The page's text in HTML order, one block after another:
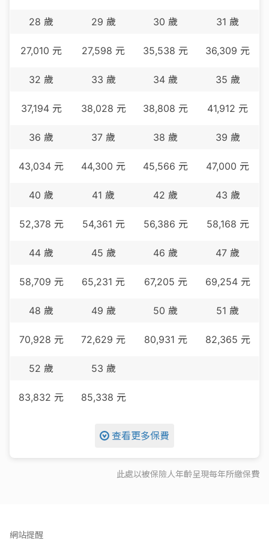
28 歲
27,010 元
29 歲
27,598 元
30 歲
35,538 元
31 歲
36,309 元
32 歲
37,194元
33 歲
38,028 元
34 歲
38,808 元
35 歲
41,912 元
36 歲
43,034 元
37 歲
44,300 元
38 歲
45,566 元
39 歲
47,000 元
40 歲
52,378 元
41 歲
54,361 元
42 歲
56,386 元
43 歲
58,168 元
44 歲
58,709 元
45 歲
65,231 元
46 歲
67,205 元
47 歲
69,254元
48 歲
70,928 元
49 歲
72,629 元
50 歲
80,931 元
51 歲
82,365 元
52 歲
83,832 元
53 歲
85,338 元
查看更多保費
此處以被保險人年齡呈現每年所繳保費
網站提醒